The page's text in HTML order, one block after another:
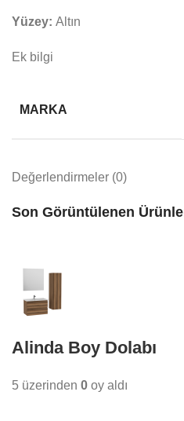
Yüzey: Altın
Ek bilgi
MARKA
Değerlendirmeler (0)
Son Görüntülenen
Alinda Boy Dolabı
5 üzerinden 0 oy aldı